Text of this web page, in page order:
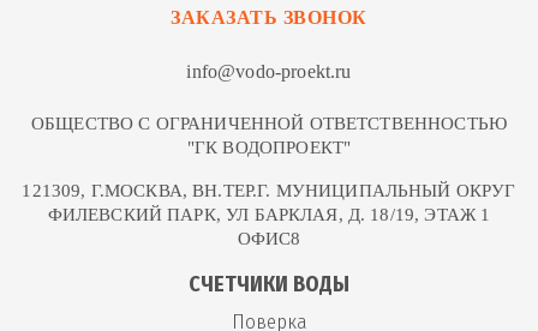
ЗАКАЗАТЬ ЗВОНОК
info@vodo-proekt.ru
ОБЩЕСТВО С ОГРАНИЧЕННОЙ ОТВЕТСТВЕННОСТЬЮ
"ГК ВОДОПРОЕКТ"
121309, Г.МОСКВА, ВН.ТЕР.Г. МУНИЦИПАЛЬНЫЙ ОКРУГ
ФИЛЕВСКИЙ ПАРК, УЛ БАРКЛАЯ, Д. 18/19, ЭТАЖ 1
ОФИС8
СЧЕТЧИКИ ВОДЫ
Поверка